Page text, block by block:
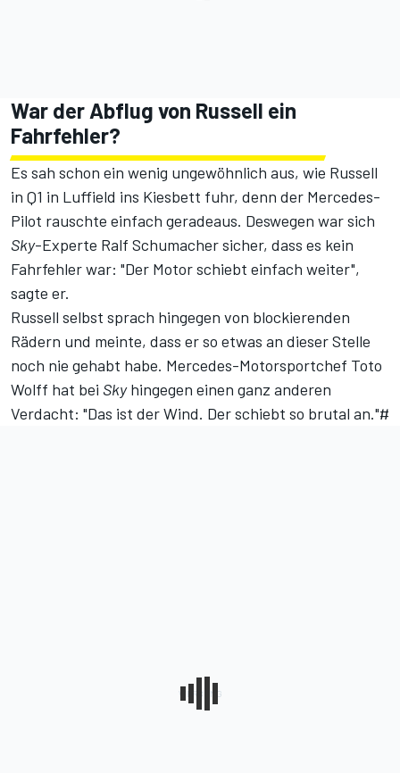
War der Abflug von Russell ein
Fahrfehler?
Es sah schon ein wenig ungewöhnlich aus, wie Russell
in Q1 in Luffield ins Kiesbett fuhr, denn der Mercedes-
Pilot rauschte einfach geradeaus. Deswegen war sich
Sky-Experte Ralf Schumacher sicher, dass es kein
Fahrfehler war: "Der Motor schiebt einfach weiter",
sagte er.
Russell selbst sprach hingegen von blockierenden
Rädern und meinte, dass er so etwas an dieser Stelle
noch nie gehabt habe. Mercedes-Motorsportchef Toto
Wolff hat bei Skyhingegen einen ganz anderen
Verdacht: "Das ist der Wind. Der schiebt so brutal an."#